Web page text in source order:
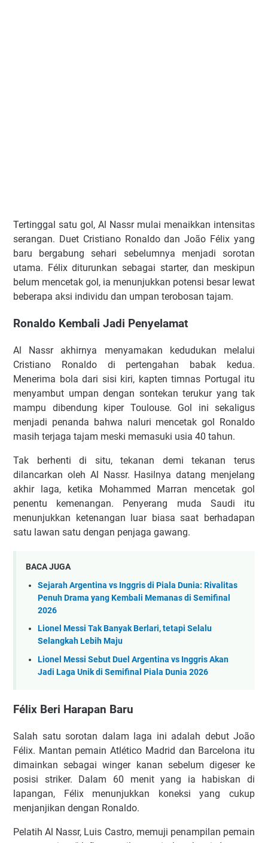
Tertinggal satu gol, Al Nassr mulai menaikkan intensitas
serangan. Duet Cristiano Ronaldo dan João Félix yang
baru bergabung sehari sebelumnya menjadi sorotan
utama. Félix diturunkan sebagai starter, dan meskipun
belum mencetak gol, ia menunjukkan potensi besar lewat
beberapa aksi individu dan umpan terobosan tajam.
Ronaldo Kembali Jadi Penyelamat
Al Nassr akhirnya menyamakan kedudukan melalui
Cristiano Ronaldo di pertengahan babak kedua.
Menerima bola dari sisi kiri, kapten timnas Portugal itu
menyambut umpan dengan sontekan terukur yang tak
mampu dibendung kiper Toulouse. Gol ini sekaligus
menjadi penanda bahwa naluri mencetak gol Ronaldo
masih terjaga tajam meski memasuki usia 40 tahun.
Tak berhenti di situ, tekanan demi tekanan terus
dilancarkan oleh Al Nassr. Hasilnya datang menjelang
akhir laga, ketika Mohammed Marran mencetak gol
penentu kemenangan. Penyerang muda Saudi itu
menunjukkan ketenangan luar biasa saat berhadapan
satu lawan satu dengan penjaga gawang.
BACA JUGA
Sejarah Argentina vs Inggris di Piala Dunia: Rivalitas
Penuh Drama yang Kembali Memanas di Semifinal
2026
Lionel Messi Tak Banyak Berlari, tetapi Selalu
Selangkah Lebih Maju
Lionel Messi Sebut Duel Argentina vs Inggris Akan
Jadi Laga Unik di Semifinal Piala Dunia 2026
Félix Beri Harapan Baru
Salah satu sorotan dalam laga ini adalah debut João
Félix. Mantan pemain Atlético Madrid dan Barcelona itu
dimainkan sebagai winger kanan sebelum digeser ke
posisi striker. Dalam 60 menit yang ia habiskan di
lapangan, Félix menunjukkan koneksi yang cukup
menjanjikan dengan Ronaldo.
Pelatih Al Nassr, Luis Castro, memuji penampilan pemain